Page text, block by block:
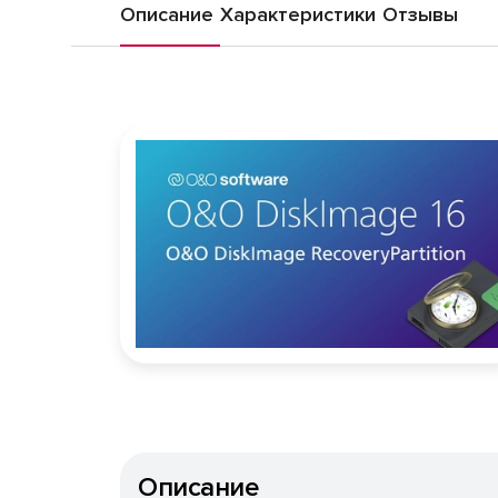
Описание Характеристики Отзывы
Описание